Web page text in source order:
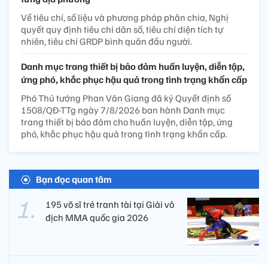
Về tiêu chí, số liệu và phương pháp phân chia, Nghị
quyết quy định tiêu chí dân số, tiêu chí diện tích tự
nhiên, tiêu chí GRDP bình quân đầu người.
Danh mục trang thiết bị bảo đảm huấn luyện, diễn tập,
ứng phó, khắc phục hậu quả trong tình trạng khẩn cấp
Phó Thủ tướng Phan Văn Giang đã ký Quyết định số
1508/QĐ-TTg ngày 7/8/2026 ban hành Danh mục
trang thiết bị bảo đảm cho huấn luyện, diễn tập, ứng
phó, khắc phục hậu quả trong tình trạng khẩn cấp.
Bạn đọc quan tâm
195 võ sĩ trẻ tranh tài tại Giải vô
địch MMA quốc gia 2026